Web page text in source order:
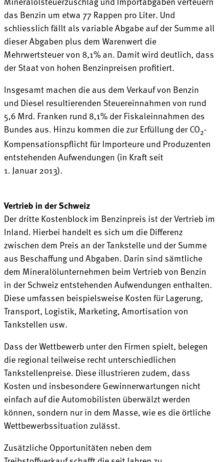
das Benzin um etwa 77 Rappen pro Liter. Und
schliesslich fällt als variable Abgabe auf der Summe all
dieser Abgaben plus dem Warenwert die
Mehrwertsteuer von 8,1% an. Damit wird deutlich, dass
der Staat von hohen Benzinpreisen profitiert.
Insgesamt machen die aus dem Verkauf von Benzin
und Diesel resultierenden Steuereinnahmen von rund
5,6 Mrd. Franken rund 8,1% der Fiskaleinnahmen des
Bundes aus. Hinzu kommen die zur Erfüllung der CO2-
Kompensationspflicht für Importeure und Produzenten
entstehenden Aufwendungen (in Kraft seit
1. Januar 2013).
Vertrieb in der Schweiz
Der dritte Kostenblock im Benzinpreis ist der Vertrieb im
Inland. Hierbei handelt es sich um die Differenz
zwischen dem Preis an der Tankstelle und der Summe
aus Beschaffung und Abgaben. Darin sind sämtliche
dem Mineralölunternehmen beim Vertrieb von Benzin
in der Schweiz entstehenden Aufwendungen enthalten.
Diese umfassen beispielsweise Kosten für Lagerung,
Transport, Logistik, Marketing, Amortisation von
Tankstellen usw.
Dass der Wettbewerb unter den Firmen spielt, belegen
die regional teilweise recht unterschiedlichen
Tankstellenpreise. Diese illustrieren zudem, dass
Kosten und insbesondere Gewinnerwartungen nicht
einfach auf die Automobilisten überwälzt werden
können, sondern nur in dem Masse, wie es die örtliche
Wettbewerbssituation zulässt.
Zusätzliche Opportunitäten neben dem